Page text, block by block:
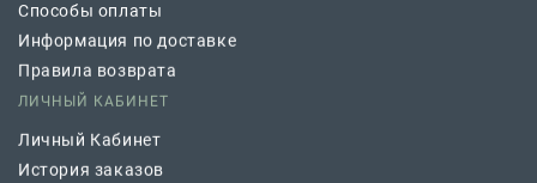
Способы оплаты
Информация по доставке
Правила возврата
ЛИЧНЫЙ КАБИНЕТ
Личный Кабинет
История заказов